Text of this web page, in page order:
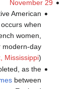
November 29
American
when
women,
modern-day
Mississippi).
as the
between